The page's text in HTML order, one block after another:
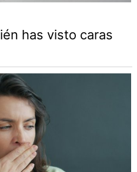
has visto caras